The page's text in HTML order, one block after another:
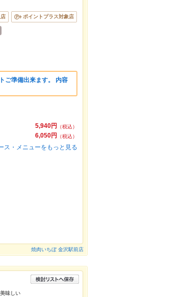
ポイントプラス対象店
ご準備出来ます。 内容
5,940円
（税込）
6,050円
（税込）
ス・メニューをもっと見る
焼肉いちぼ 金沢駅前店
味しい